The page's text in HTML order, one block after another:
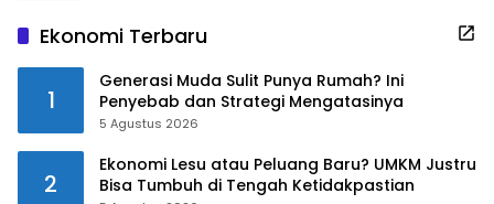
Ekonomi Terbaru
1
Generasi Muda Sulit Punya Rumah? Ini
Penyebab dan Strategi Mengatasinya
5 Agustus 2026
2
Ekonomi Lesu atau Peluang Baru? UMKM Justru
Bisa Tumbuh di Tengah Ketidakpastian